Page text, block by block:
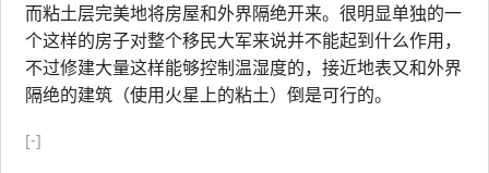
而粘土层完美地将房屋和外界隔绝开来。很明显单独的一
个这样的房子对整个移民大军来说并不能起到什么作用，
不过修建大量这样能够控制温湿度的，接近地表又和外界
隔绝的建筑（使用火星上的粘土）倒是可行的。
[-]